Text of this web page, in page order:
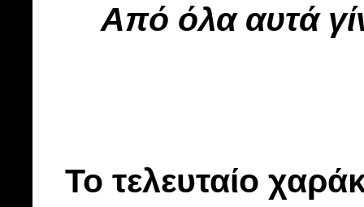
Από όλα αυτά
Το τελευταίο